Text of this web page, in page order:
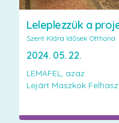
Leleplezzük a
Szent Klára Idősek Otthona
2024. 05. 22.
LEMAFEL, azaz